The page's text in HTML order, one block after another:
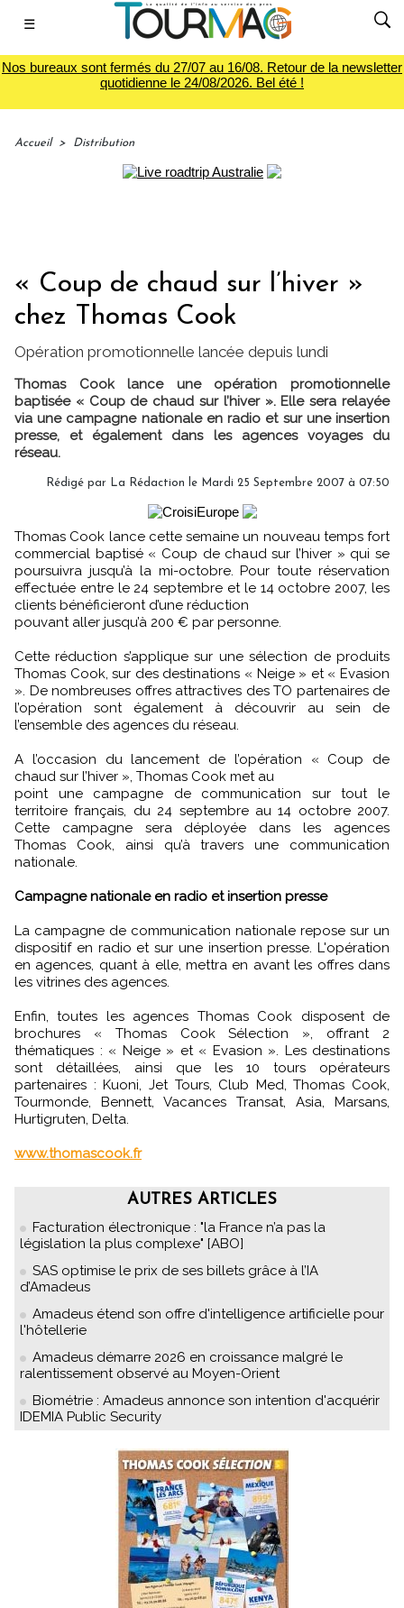
☰
Nos bureaux sont fermés du 27/07 au 16/08. Retour de la newsletter
quotidienne le 24/08/2026. Bel été !
Accueil > Distribution
« Coup de chaud sur l’hiver »
chez Thomas Cook
Opération promotionnelle lancée depuis lundi
Thomas Cook lance une opération promotionnelle
baptisée « Coup de chaud sur l’hiver ». Elle sera relayée
via une campagne nationale en radio et sur une insertion
presse, et également dans les agences voyages du
réseau.
Rédigé par La Rédaction le Mardi 25 Septembre 2007 à 07:50
Thomas Cook lance cette semaine un nouveau temps fort
commercial baptisé « Coup de chaud sur l’hiver » qui se
poursuivra jusqu’à la mi-octobre. Pour toute réservation
effectuée entre le 24 septembre et le 14 octobre 2007, les
clients bénéficieront d’une réduction
pouvant aller jusqu’à 200 € par personne.
Cette réduction s’applique sur une sélection de produits
Thomas Cook, sur des destinations « Neige » et « Evasion
». De nombreuses offres attractives des TO partenaires de
l’opération sont également à découvrir au sein de
l’ensemble des agences du réseau.
A l’occasion du lancement de l’opération « Coup de
chaud sur l’hiver », Thomas Cook met au
point une campagne de communication sur tout le
territoire français, du 24 septembre au 14 octobre 2007.
Cette campagne sera déployée dans les agences
Thomas Cook, ainsi qu’à travers une communication
nationale.
Campagne nationale en radio et insertion presse
La campagne de communication nationale repose sur un
dispositif en radio et sur une insertion presse. L'opération
en agences, quant à elle, mettra en avant les offres dans
les vitrines des agences.
Enfin, toutes les agences Thomas Cook disposent de
brochures « Thomas Cook Sélection », offrant 2
thématiques : « Neige » et « Evasion ». Les destinations
sont détaillées, ainsi que les 10 tours opérateurs
partenaires : Kuoni, Jet Tours, Club Med, Thomas Cook,
Tourmonde, Bennett, Vacances Transat, Asia, Marsans,
Hurtigruten, Delta.
www.thomascook.fr
AUTRES ARTICLES
Facturation électronique : "la France n’a pas la
législation la plus complexe" [ABO]
SAS optimise le prix de ses billets grâce à l’IA
d’Amadeus
Amadeus étend son offre d'intelligence artificielle pour
l'hôtellerie
Amadeus démarre 2026 en croissance malgré le
ralentissement observé au Moyen-Orient
Biométrie : Amadeus annonce son intention d'acquérir
IDEMIA Public Security